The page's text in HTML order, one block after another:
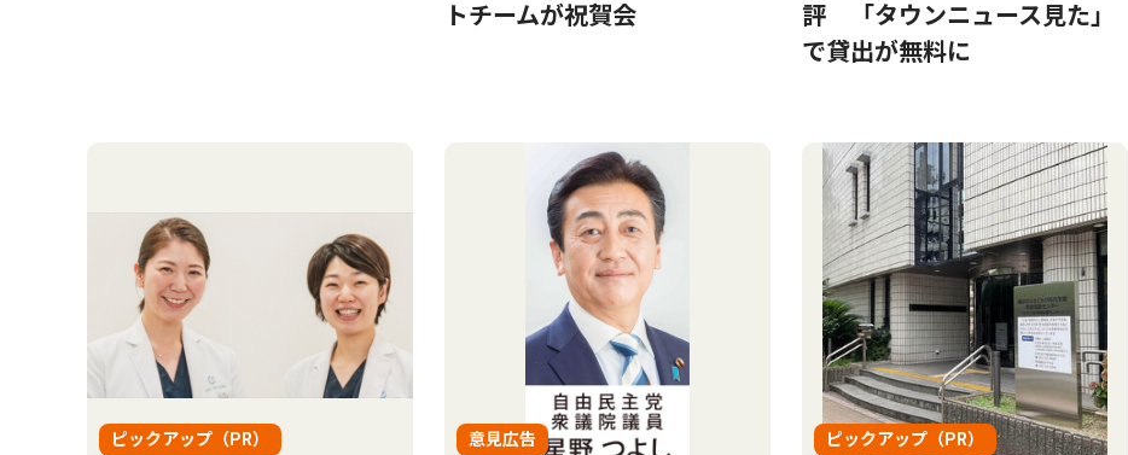
トチームが祝賀会
評 「タウンニュース見た」
で貸出が無料に
ピックアップ（PR） 意見広告 ピックアップ（PR）